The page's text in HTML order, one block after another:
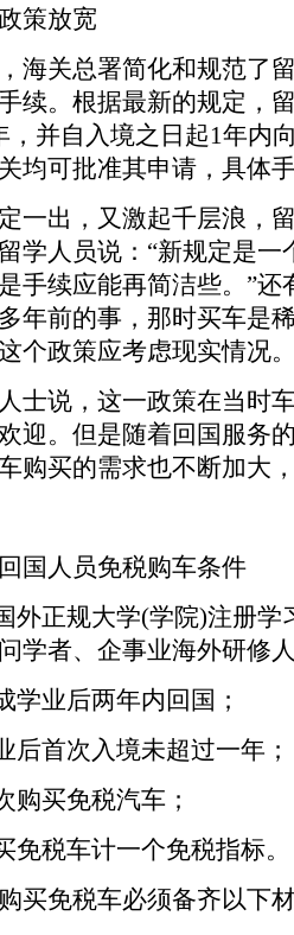
放宽
关总署简化和规范了留
续。根据最新的规定，
，并自入境之日起1年内
均可批准其申请，具体
出，又激起千层浪，留
学人员说：“新规定是
手续应能再简洁些。”
年前的事，那时买车是
个政策应考虑现实情况
说，这一政策在当时车
迎。但是随着回国服务
购买的需求也不断加大
人员免税购车条件
正规大学(学院)注册学
学者、企事业海外研修
业后两年内回国；
首次入境未超过一年；
买免税汽车；
税车计一个免税指标。
免税车必须备齐以下